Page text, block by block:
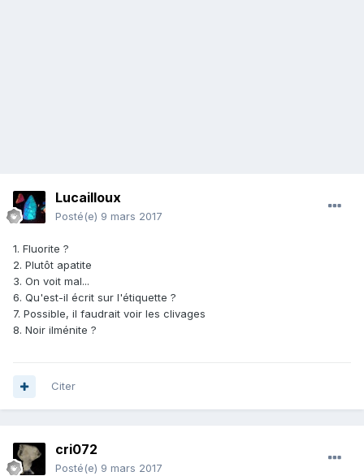
Lucailloux
Posté(e) 9 mars 2017
1. Fluorite ?
2. Plutôt apatite
3. On voit mal...
6. Qu'est-il écrit sur l'étiquette ?
7. Possible, il faudrait voir les clivages
8. Noir ilménite ?
Citer
cri072
Posté(e) 9 mars 2017